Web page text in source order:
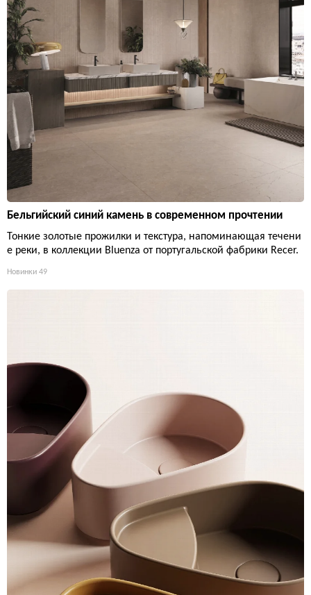
Бельгийский синий камень в современном прочтении
Тонкие золотые прожилки и текстура, напоминающая течени
е реки, в коллекции Bluenza от португальской фабрики Recer.
Новинки 49